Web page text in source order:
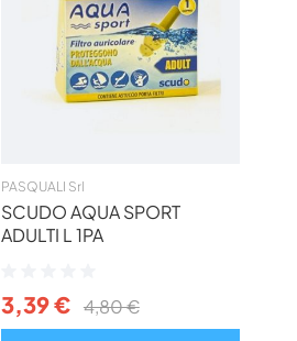
PASQUALI Srl
SCUDO AQUA SPORT
ADULTI L 1PA
3,39 € 4,80 €